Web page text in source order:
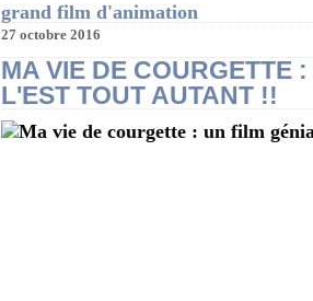
grand film d'animation
27 octobre 2016
MA VIE DE COURGETTE
L'EST TOUT AUTANT !!